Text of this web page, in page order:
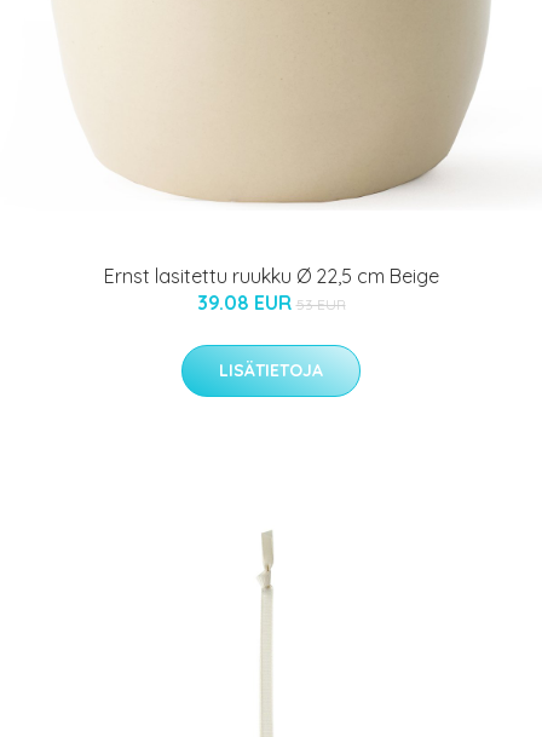
Ernst lasitettu ruukku Ø 22,5 cm Beige
39.08 EUR 53 EUR
LISÄTIETOJA